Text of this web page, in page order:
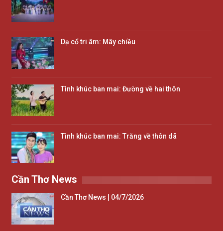
Dạ cổ tri âm: Mây chiều
Tình khúc ban mai: Đường về hai thôn
Tình khúc ban mai: Trăng về thôn dã
Cần Thơ News
Cần Thơ News | 04/7/2026